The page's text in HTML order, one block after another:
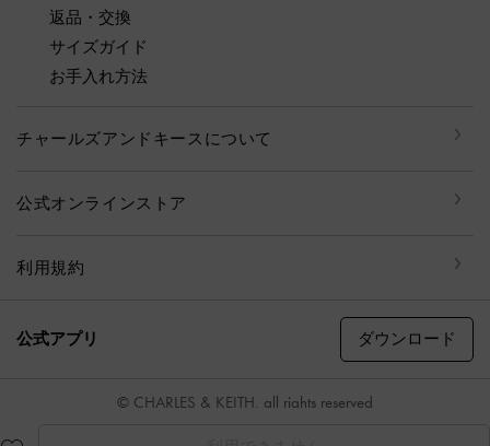
返品・交換
サイズガイド
お手入れ方法
チャールズアンドキースについて
公式オンラインストア
利用規約
公式アプリ ダウンロード
© CHARLES & KEITH, all rights reserved